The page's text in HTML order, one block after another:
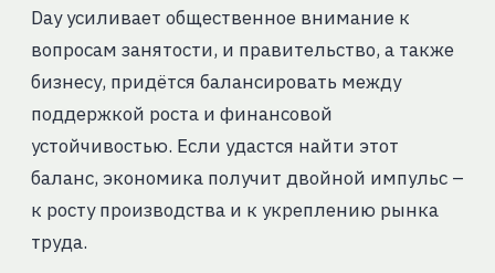
Day усиливает общественное внимание к
вопросам занятости, и правительство, а также
бизнесу, придётся балансировать между
поддержкой роста и финансовой
устойчивостью. Если удастся найти этот
баланс, экономика получит двойной импульс –
к росту производства и к укреплению рынка
труда.